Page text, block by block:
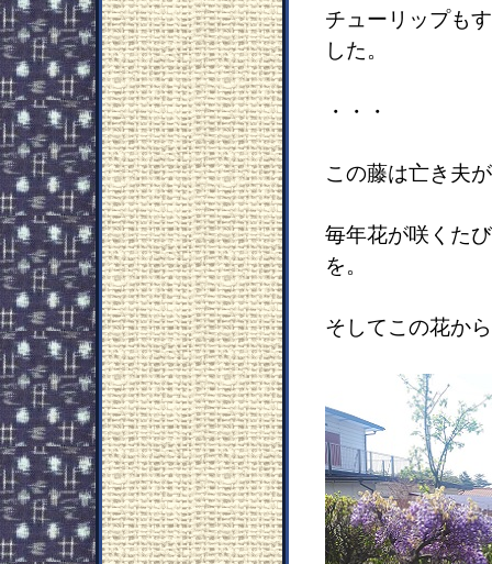
チューリップも
した。
・・・
この藤は亡き夫
毎年花が咲くた
を。
そしてこの花か